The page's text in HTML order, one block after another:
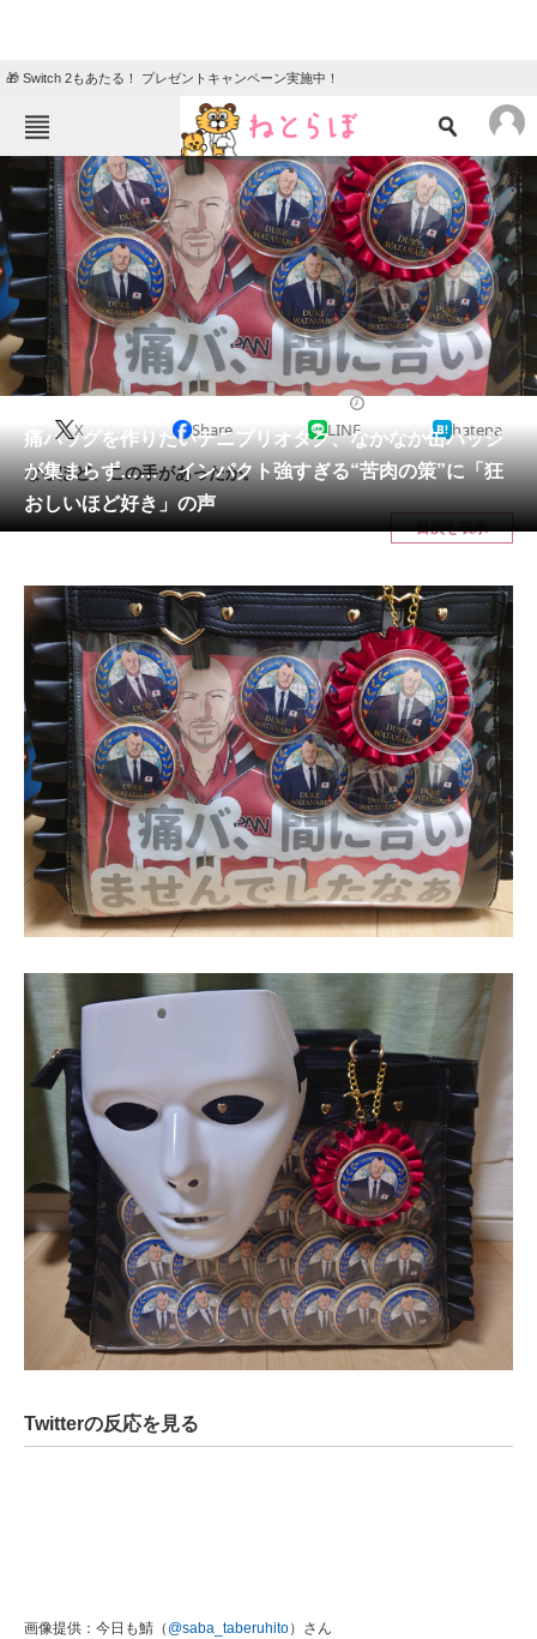
🎁 Switch 2もあたる！ プレゼントキャンペーン実施中！
ねとらぼメニュー
TOP ニュース
エンタメ クイズ
グルメ 地域
住まい 教育・育児
動物 リサーチ
会員記事
メディア
注目記事を集めた総合ページ
ITの今と未来を見通す
スマホと通信の最新トレンド
進化するPCとデバイスの未来
好きが集まる 比べて選べる
ビジネスと働き方のヒント
AI活用のいまが分かる
企業ITのトレンドを詳説
マーケ×ITの今がよく分かる
ITエンジニア向け専門サイト
企業向けIT製品の総合サイト
IT製品の技術・比較・事例
製造業のIT導入・活用を支援
モノづくり技術者専門サイト
エレクトロニクス専門サイト
電子設計の基本と応用
エネルギーの専門メディア
痛バッグを作りたいテニプリオタク、なかなか缶バッジ
が集まらず…… インパクト強すぎる“苦肉の策”に「狂
おしいほど好き」の声
X Share LINE hatena
なるほど、この手があったか。
目次を表示
Twitterの反応を見る
画像提供：今日も鯖（ @saba_taberuhito）さん